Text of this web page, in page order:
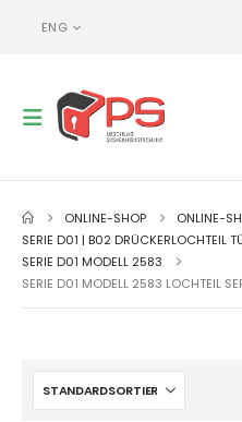
ENG
ONLINE-SHOP ONLINE-
SERIE D01 | B02 DRÜCKERLOCHTEIL
SERIE D01 MODELL 2583
SERIE D01 MODELL 2583 LOCHTEIL